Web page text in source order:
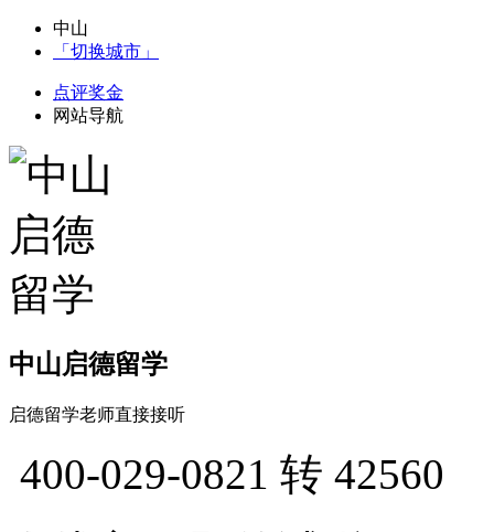
中山
「切换城市」
点评奖金
网站导航
中山启德留学
启德留学老师直接接听
400-029-0821 转 42560